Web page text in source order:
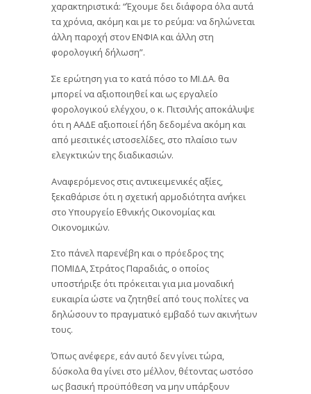
χαρακτηριστικά: “Έχουμε δει διάφορα όλα αυτά
τα χρόνια, ακόμη και με το ρεύμα: να δηλώνεται
άλλη παροχή στον ΕΝΦΙΑ και άλλη στη
φορολογική δήλωση”.
Σε ερώτηση για το κατά πόσο το ΜΙ.ΔΑ. θα
μπορεί να αξιοποιηθεί και ως εργαλείο
φορολογικού ελέγχου, ο κ. Πιτσιλής αποκάλυψε
ότι η ΑΑΔΕ αξιοποιεί ήδη δεδομένα ακόμη και
από μεσιτικές ιστοσελίδες, στο πλαίσιο των
ελεγκτικών της διαδικασιών.
Αναφερόμενος στις αντικειμενικές αξίες,
ξεκαθάρισε ότι η σχετική αρμοδιότητα ανήκει
στο Υπουργείο Εθνικής Οικονομίας και
Οικονομικών.
Στο πάνελ παρενέβη και ο πρόεδρος της
ΠΟΜΙΔΑ, Στράτος Παραδιάς, ο οποίος
υποστήριξε ότι πρόκειται για μια μοναδική
ευκαιρία ώστε να ζητηθεί από τους πολίτες να
δηλώσουν το πραγματικό εμβαδό των ακινήτων
τους.
Όπως ανέφερε, εάν αυτό δεν γίνει τώρα,
δύσκολα θα γίνει στο μέλλον, θέτοντας ωστόσο
ως βασική προϋπόθεση να μην υπάρξουν